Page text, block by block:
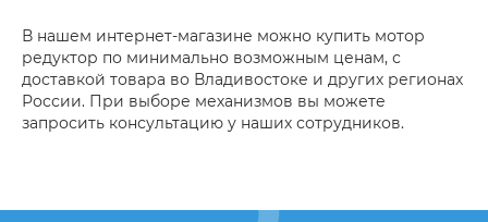
В нашем интернет-магазине можно купить мотор
редуктор по минимально возможным ценам, с
доставкой товара во Владивостоке и других регионах
России. При выборе механизмов вы можете
запросить консультацию у наших сотрудников.